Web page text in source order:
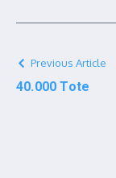
Previous Article
40.000 Tote